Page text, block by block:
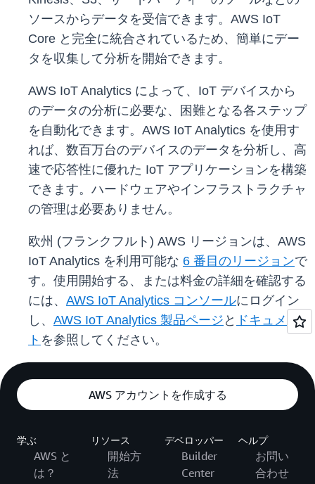
ソースからデータを受信できます。AWS IoT
Core と完全に統合されているため、簡単にデー
タを収集して分析を開始できます。
AWS IoT Analytics によって、IoT デバイスから
のデータの分析に必要な、困難となる各ステップ
を自動化できます。AWS IoT Analytics を使用す
れば、数百万台のデバイスのデータを分析し、高
速で応答性に優れた IoT アプリケーションを構築
できます。ハードウェアやインフラストラクチャ
の管理は必要ありません。
欧州 (フランクフルト) AWS リージョンは、AWS
IoT Analytics を利用可能な 6 番目のリージョンで
す。使用開始する、または料金の詳細を確認する
には、 AWS IoT Analytics コンソールにログイン
し、 AWS IoT Analytics 製品ページ と ドキュメン
ト を参照してください。
AWS アカウントを作成する
学ぶ
AWS と
は？
リソース
開始方
法
デベロッパー
Builder
Center
ヘルプ
お問い
合わせ